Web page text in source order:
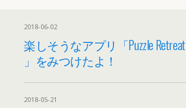
2018-06-02
楽しそうなアプリ「Puzzle Retreat
」をみつけたよ！
2018-05-21